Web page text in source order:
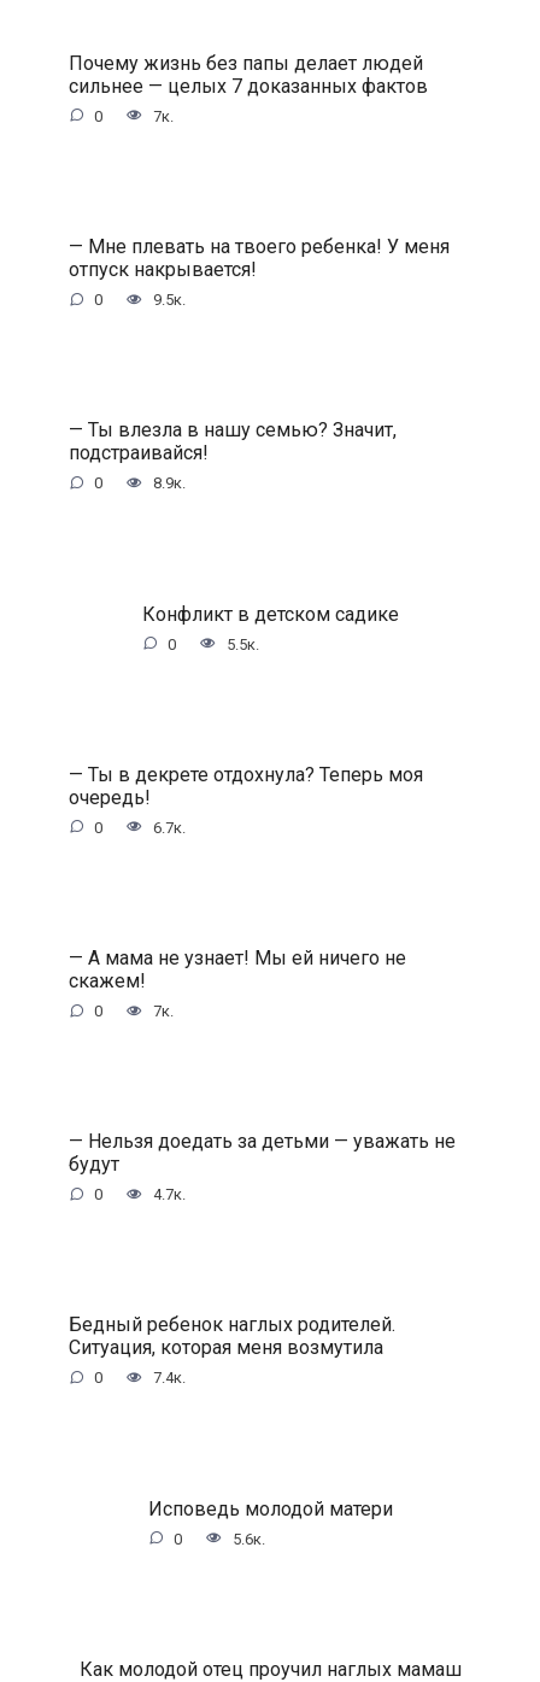
Почему жизнь без папы делает людей
сильнее — целых 7 доказанных фактов
0 7к.
— Мне плевать на твоего ребенка! У меня
отпуск накрывается!
0 9.5к.
— Ты влезла в нашу семью? Значит,
подстраивайся!
0 8.9к.
Конфликт в детском садике
0 5.5к.
— Ты в декрете отдохнула? Теперь моя
очередь!
0 6.7к.
— А мама не узнает! Мы ей ничего не
скажем!
0 7к.
— Нельзя доедать за детьми — уважать не
будут
0 4.7к.
Бедный ребенок наглых родителей.
Ситуация, которая меня возмутила
0 7.4к.
Исповедь молодой матери
0 5.6к.
Как молодой отец проучил наглых мамаш